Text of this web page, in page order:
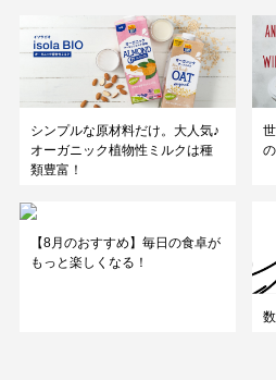
シンプルな原材料だけ。大人気♪
オーガニック植物性ミルクは種
類豊富！
【8月のおすすめ】毎日の食卓が
もっと楽しくなる！